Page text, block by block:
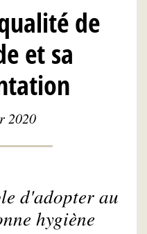
C
N
I
L
de
et sa
2020
d'adopter au
hygiène